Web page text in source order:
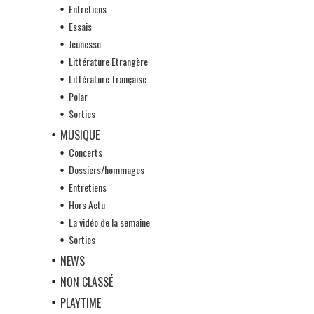
Entretiens
Essais
Jeunesse
Littérature Etrangère
Littérature française
Polar
Sorties
MUSIQUE
Concerts
Dossiers/hommages
Entretiens
Hors Actu
La vidéo de la semaine
Sorties
NEWS
NON CLASSÉ
PLAYTIME